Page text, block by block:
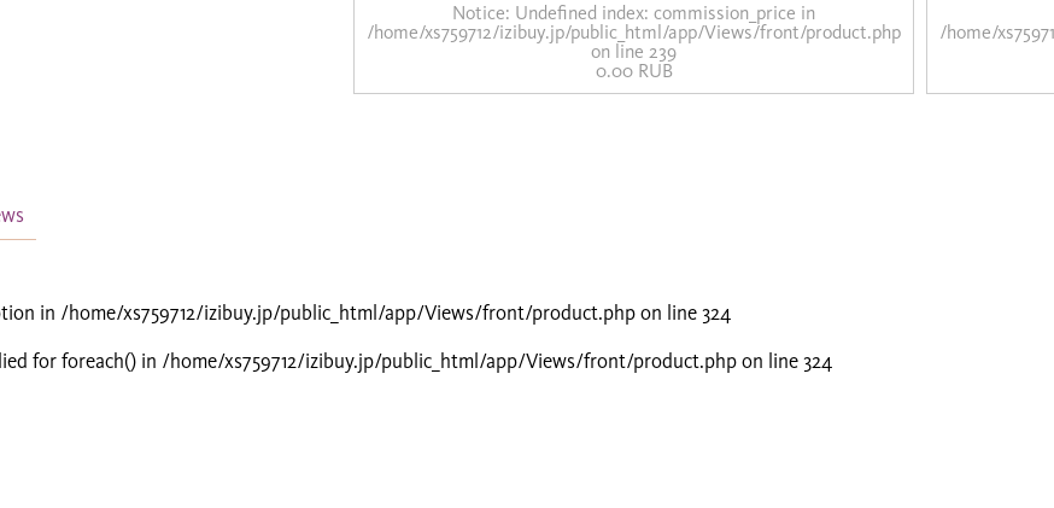
Notice: Undefined index: commission_price in
/home/xs759712/izibuy.jp/public_html/app/Views/front/product.php
on line 239
0.00 RUB
/home/
in /home/xs759712/izibuy.jp/public_html/app/Views/front/product.php on line 324
for foreach() in /home/xs759712/izibuy.jp/public_html/app/Views/front/product.php on line 324